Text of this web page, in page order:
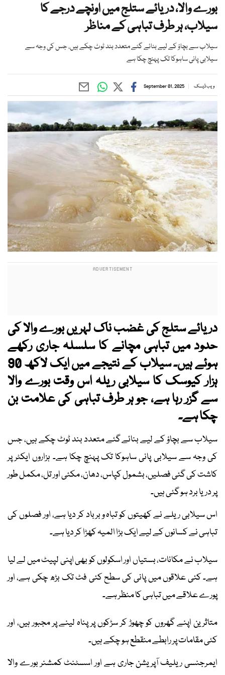
بورے والا، دریائے ستلج میں اونچے درجے کا
سیلاب، ہر طرف تباہی کے مناظر
سیلاب سے بچاؤ کے لیے بنائے گئے متعدد بند ٹوٹ چکے ہیں، جس کی وجہ سے
سیلابی پانی ساہوکا تک پہنچ چکا ہے
ویب ڈیسک September 01, 2025
دریائے ستلج کی غضب ناک لہریں بورے والا کی
حدود میں تباہی مچانے کا سلسلہ جاری رکھے
ہوئے ہیں۔ سیلاب کے نتیجے میں ایک لاکھ 90
ہزار کیوسک کا سیلابی ریلہ اس وقت بورے والا
سے گزر رہا ہے، جو ہر طرف تباہی کی علامت بن
چکا ہے۔
سیلاب سے بچاؤ کے لیے بنائے گئے متعدد بند ٹوٹ چکے ہیں، جس
کی وجہ سے سیلابی پانی ساہوکا تک پہنچ چکا ہے۔ ہزاروں ایکٹر پر
کاشت کی گئی فصلیں، بشمول کپاس، دھان، مکئی اور تل، مکمل طور
پر دریا برد ہو گئی ہیں۔
اس سیلابی ریلے نے کھیتوں کو تباہ و برباد کر دیا ہے، اور فصلوں کی
تباہی نے کسانوں کے لیے ایک بڑا المیہ کھڑا کر دیا ہے۔
سیلاب نے مکانات، بستیاں اور اسکولوں کو بھی اپنی لپیٹ میں لے لیا
ہے۔ کئی علاقوں میں پانی کی سطح کئی فٹ تک بڑھ چکی ہے، اور
پورے علاقے میں تباہی کا منظر ہے۔
متاثرین اپنے گھروں کو چھوڑ کر سڑکوں پر پناہ لینے پر مجبور ہیں، اور
کئی مقامات پر رابطے منقطع ہو چکے ہیں۔
ایمرجنسی ریلیف آپریشن جاری ہے اور اسسٹنٹ کمشنر بورے والا